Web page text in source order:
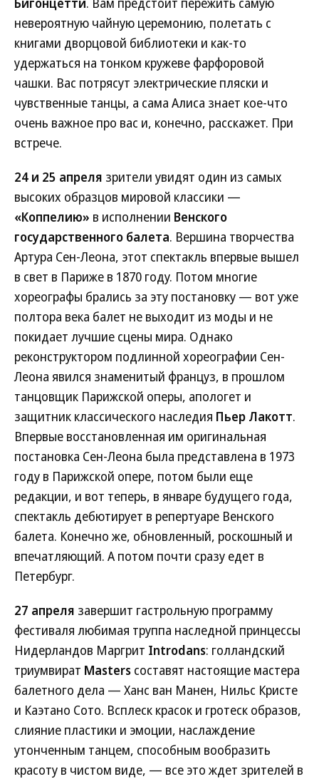
невероятную чайную церемонию, полетать с
книгами дворцовой библиотеки и как-то
удержаться на тонком кружеве фарфоровой
чашки. Вас потрясут электрические пляски и
чувственные танцы, а сама Алиса знает кое-что
очень важное про вас и, конечно, расскажет. При
встрече.
24 и 25 апреля зрители увидят один из самых
высоких образцов мировой классики —
«Коппелию» в исполнении Венского
государственного балета. Вершина творчества
Артура Сен-Леона, этот спектакль впервые вышел
в свет в Париже в 1870 году. Потом многие
хореографы брались за эту постановку — вот уже
полтора века балет не выходит из моды и не
покидает лучшие сцены мира. Однако
реконструктором подлинной хореографии Сен-
Леона явился знаменитый француз, в прошлом
танцовщик Парижской оперы, апологет и
защитник классического наследия Пьер Лакотт.
Впервые восстановленная им оригинальная
постановка Сен-Леона была представлена в 1973
году в Парижской опере, потом были еще
редакции, и вот теперь, в январе будущего года,
спектакль дебютирует в репертуаре Венского
балета. Конечно же, обновленный, роскошный и
впечатляющий. А потом почти сразу едет в
Петербург.
27 апреля завершит гастрольную программу
фестиваля любимая труппа наследной принцессы
Нидерландов Маргрит Introdans: голландский
триумвират Masters составят настоящие мастера
балетного дела — Ханс ван Манен, Нильс Кристе
и Каэтано Сото. Всплеск красок и гротеск образов,
слияние пластики и эмоции, наслаждение
утонченным танцем, способным вообразить
красоту в чистом виде, — все это ждет зрителей в